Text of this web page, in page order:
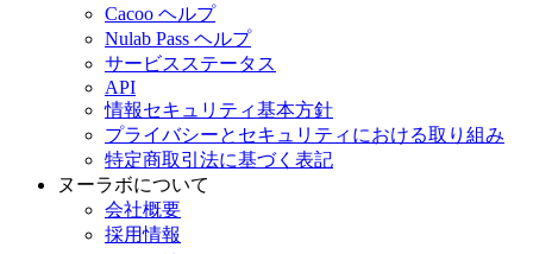
Cacoo ヘルプ
Nulab Pass ヘルプ
サービスステータス
API
情報セキュリティ基本方針
プライバシーとセキュリティにおける取り組み
特定商取引法に基づく表記
ヌーラボについて
会社概要
採用情報